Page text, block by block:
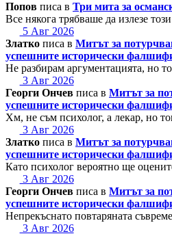
Попов писа в Три мита за
Все някога трябваше да излезе
5 Авг 2026
Златко писа в Митът за
успешните исторически
Не разбирам аргументацията, но
3 Авг 2026
Георги Ончев писа в Митът за
успешните исторически
Хм, не съм психолог, а лекар, но
3 Авг 2026
Златко писа в Митът за
успешните исторически
Като психолог вероятно ще
3 Авг 2026
Георги Ончев писа в Митът за
успешните исторически
Непрекъснато повтаряната
3 Авг 2026